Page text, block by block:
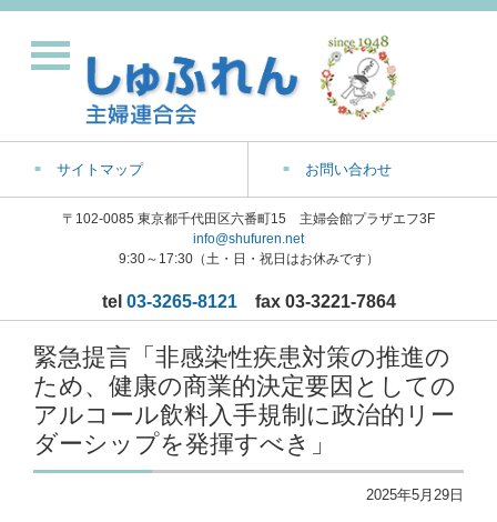
サイトマップ お問い合わせ
〒102-0085 東京都千代田区六番町15 主婦会館プラザエフ3F
info@shufuren.net
9:30～17:30（土・日・祝日はお休みです）
tel 03-3265-8121fax 03-3221-7864
緊急提言「非感染性疾患対策の推進の
ため、健康の商業的決定要因としての
アルコール飲料入手規制に政治的リー
ダーシップを発揮すべき」
2025年5月29日